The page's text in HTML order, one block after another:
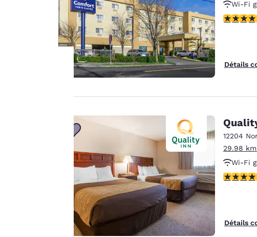
Wi-Fi
Petit
3.74
Détails
12204
29.98
Wi-Fi
3.69
Détails
protection
de votre
vie privée
est notre
priorité.
Notre site internet
utilise des cookies, y